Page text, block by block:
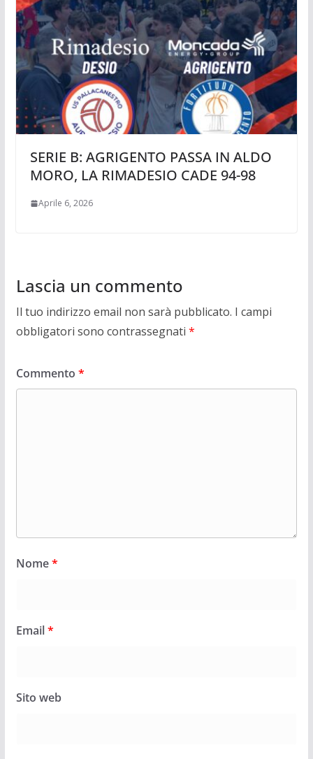
SERIE B: AGRIGENTO PASSA IN ALDO
MORO, LA RIMADESIO CADE 94-98
Aprile 6, 2026
Lascia un commento
Il tuo indirizzo email non sarà pubblicato. I campi
obbligatori sono contrassegnati *
Commento *
Nome*
Email*
Sito web